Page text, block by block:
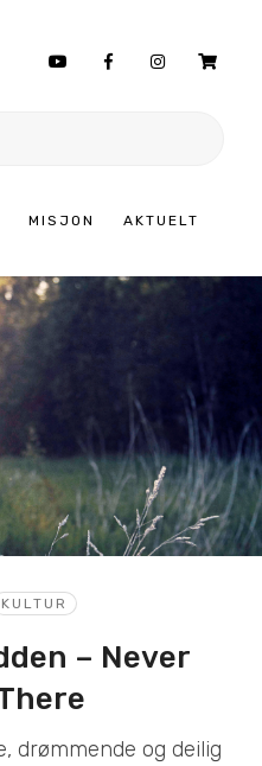
MISJON AKTUELT
KULTUR
– Never
drømmende og deilig